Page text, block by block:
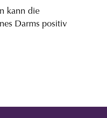
kann die
Darms positiv